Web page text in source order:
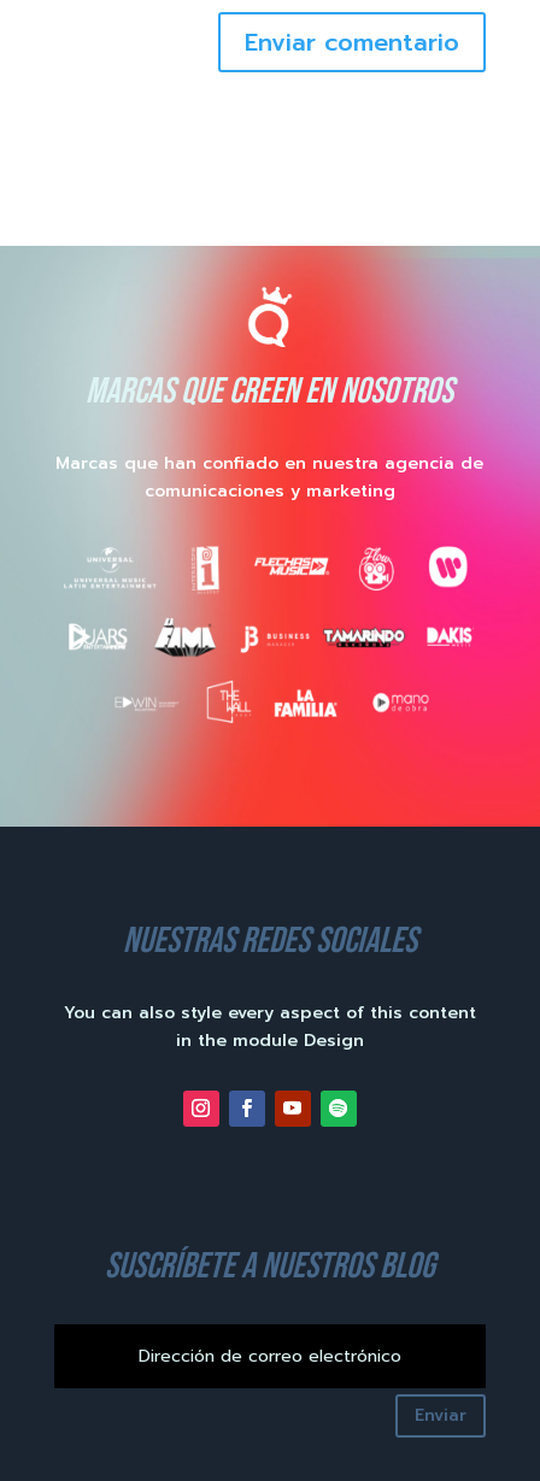
Enviar comentario
MARCAS QUE CREEN EN NOSOTROS
Marcas que han confiado en nuestra agencia de
comunicaciones y marketing
nuestras redes sociales
You can also style every aspect of this content
in the module Design
suscríbete a nuestros blog
Enviar